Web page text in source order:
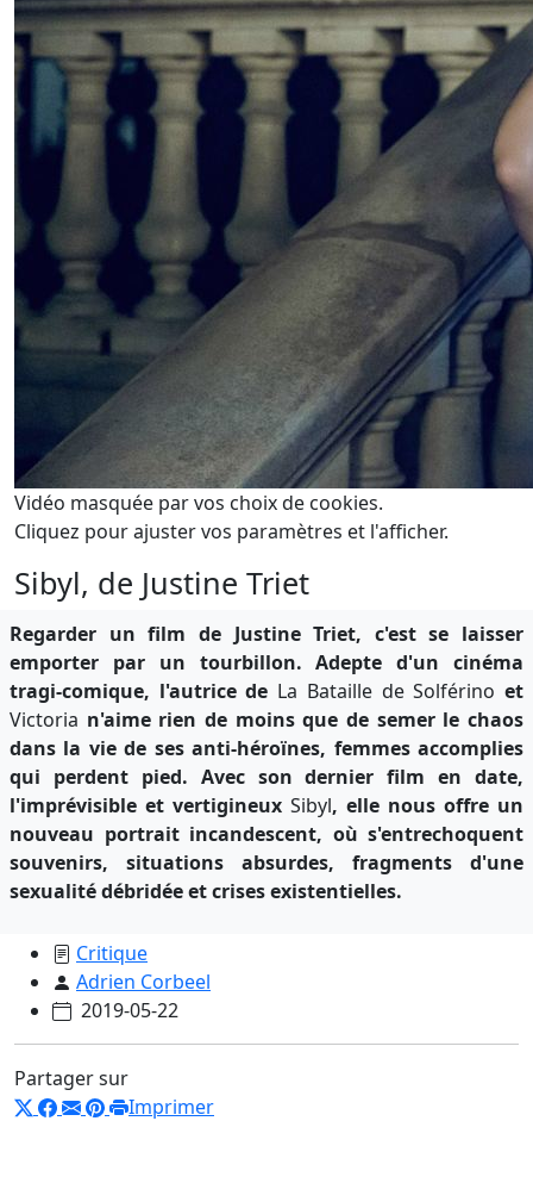
Vidéo masquée par vos choix de cookies.
Cliquez pour ajuster vos paramètres et l'afficher.
Sibyl, de Justine Triet
Regarder un film de Justine Triet, c'est se laisser
emporter par un tourbillon. Adepte d'un cinéma
tragi-comique, l'autrice de La Bataille de Solférino et
Victoria n'aime rien de moins que de semer le chaos
dans la vie de ses anti-héroïnes, femmes accomplies
qui perdent pied. Avec son dernier film en date,
l'imprévisible et vertigineux Sibyl, elle nous offre un
nouveau portrait incandescent, où s'entrechoquent
souvenirs, situations absurdes, fragments d'une
sexualité débridée et crises existentielles.
Critique
Adrien Corbeel
2019-05-22
Partager sur
Imprimer